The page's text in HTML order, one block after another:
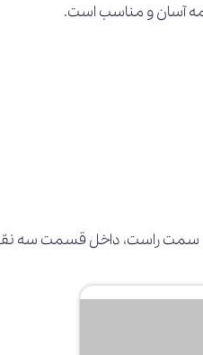
آسان و مناسب است.